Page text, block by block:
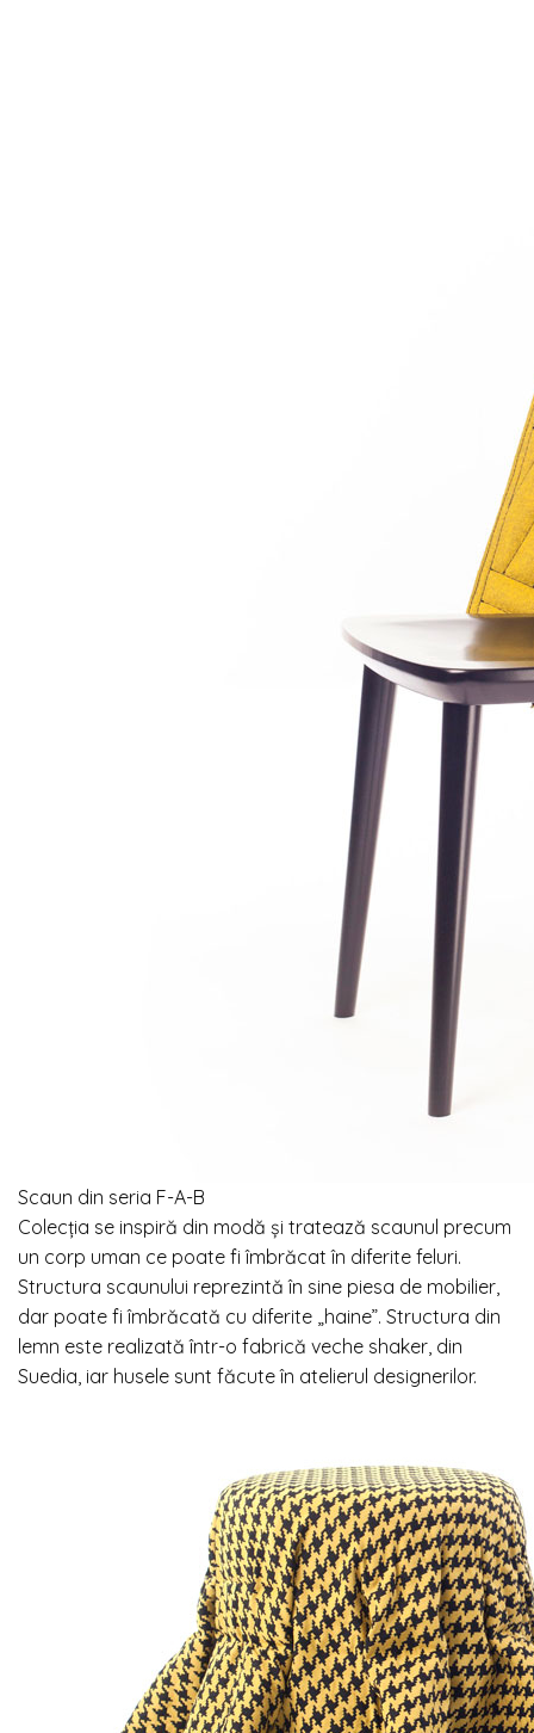
Scaun din seria F-A-B
Colecția se inspiră din modă și tratează scaunul precum
un corp uman ce poate fi îmbrăcat în diferite feluri.
Structura scaunului reprezintă în sine piesa de mobilier,
dar poate fi îmbrăcată cu diferite „haine”. Structura din
lemn este realizată într-o fabrică veche shaker, din
Suedia, iar husele sunt făcute în atelierul designerilor.